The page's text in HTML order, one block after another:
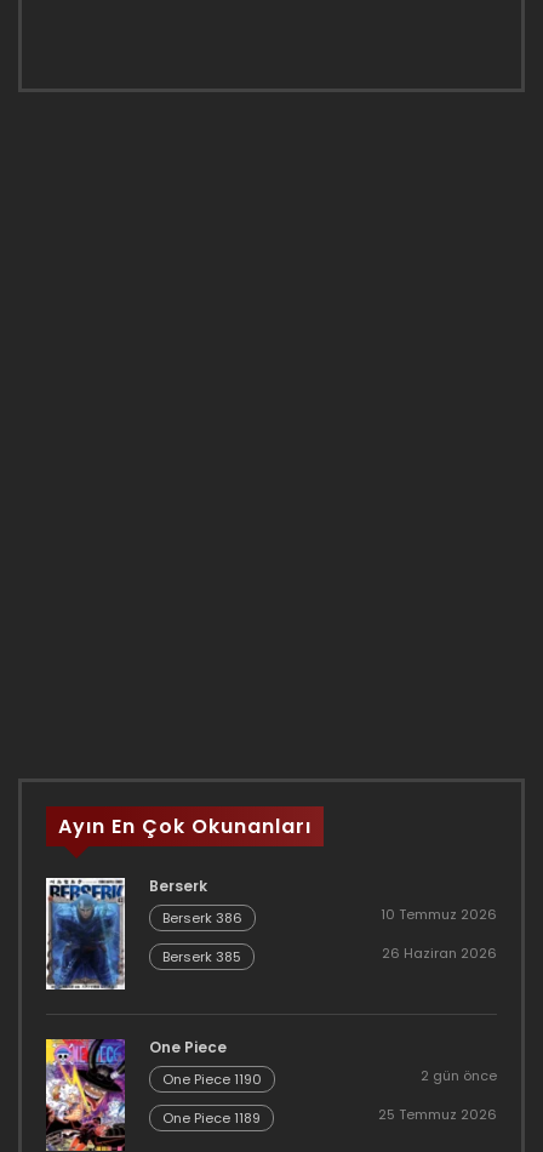
Ayın En Çok Okunanları
Berserk
Berserk 386 10 Temmuz 2026
Berserk 385 26 Haziran 2026
One Piece
One Piece 1190 2 gün önce
One Piece 1189 25 Temmuz 2026